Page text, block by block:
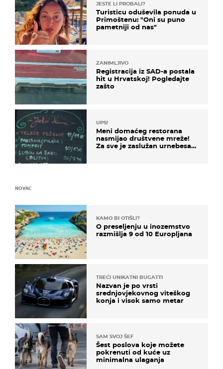
JESTE LI PROBALI?
Turisticu oduševila ponuda u
Primoštenu: "Oni su puno
pametniji od nas"
ZANIMLJIVO
Registracija iz SAD-a postala
hit u Hrvatskoj! Pogledajte
zašto
UPS!
Meni domaćeg restorana
nasmijao društvene mreže!
Za sve je zaslužan urnebesan
NOVAC
KAMO BI OTIŠLI?
O preseljenju u inozemstvo
razmišlja 9 od 10 Europljana
TREĆI UNIKATNI BUGATTI
Nazvan je po vrsti
srednjovjekovnog viteškog
konja i visok samo metar
SAM SVOJ ŠEF
Šest poslova koje možete
pokrenuti od kuće uz
minimalna ulaganja